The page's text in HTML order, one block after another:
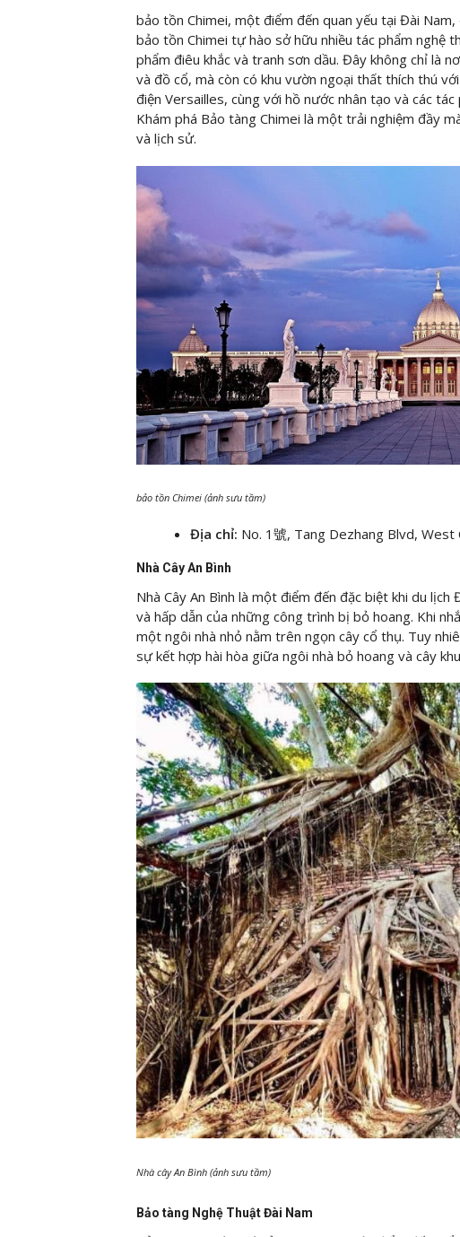
bảo tồn Chimei, một điểm đến quan yếu tại Đài
bảo tồn Chimei tự hào sở hữu nhiều tác phẩm nghệ
phẩm điêu khắc và tranh sơn dầu. Đây không chỉ là
và đồ cổ, mà còn có khu vườn ngoại thất thích thú
điện Versailles, cùng với hồ nước nhân tạo và các
Khám phá Bảo tàng Chimei là một trải nghiệm đầy
và lịch sử.
bảo tồn Chimei (ảnh sưu tầm)
Địa chỉ: No. 1號, Tang Dezhang Blvd,
Nhà Cây An Bình
Nhà Cây An Bình là một điểm đến đặc biệt khi du
và hấp dẫn của những công trình bị bỏ hoang. Khi
một ngôi nhà nhỏ nằm trên ngọn cây cổ thụ. Tuy
sự kết hợp hài hòa giữa ngôi nhà bỏ hoang và cây
Nhà cây An Bình (ảnh sưu tầm)
Bảo tàng Nghệ Thuật Đài Nam